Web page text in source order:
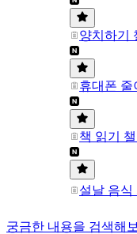
양치하기
휴대폰 줄
책 읽기 챌
설날 음식
궁금한 내용을 검색해